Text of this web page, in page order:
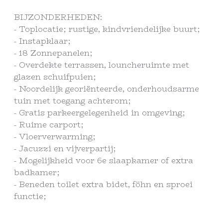
BIJZONDERHEDEN:
- Toplocatie; rustige, kindvriendelijke buurt;
- Instapklaar;
- 18 Zonnepanelen;
- Overdekte terrassen, louncheruimte met
glazen schuifpuien;
- Noordelijk georiënteerde, onderhoudsarme
tuin met toegang achterom;
- Gratis parkeergelegenheid in omgeving;
- Ruime carport;
- Vloerverwarming;
- Jacuzzi en vijverpartij;
- Mogelijkheid voor 6e slaapkamer of extra
badkamer;
- Beneden toilet extra bidet, föhn en sproei
functie;